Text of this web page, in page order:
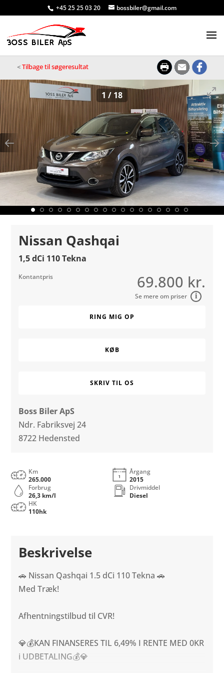
+45 25 25 03 20 bossbiler@gmail.com
<Tilbage til søgeresultat
1 / 18
Km
265.000
Årgang
2015
Forbrug
26,3 km/l
Drivmiddel
Diesel
HK
110hk
Beskrivelse
🚗 Nissan Qashqai 1.5 dCi 110 Tekna 🚗
Med Træk!
Afhentningstilbud til CVR!
💎💰KAN FINANSERES TIL 6,49% I RENTE MED 0KR
i UDBETALING💰💎
Nissan Qashqai
1,5 dCi 110 Tekna
69.800 kr.
Kontantpris
RING MIG OP
KØB
SKRIV TIL OS
Boss Biler ApS
Ndr. Fabriksvej 24
8722 Hedensted